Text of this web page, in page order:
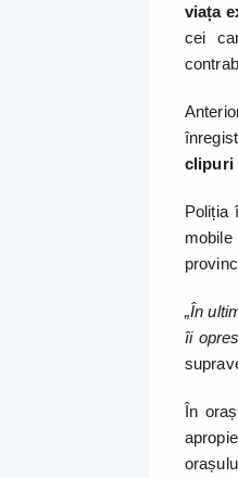
viața
cei
clipuri
Poliția
„În
îi
În